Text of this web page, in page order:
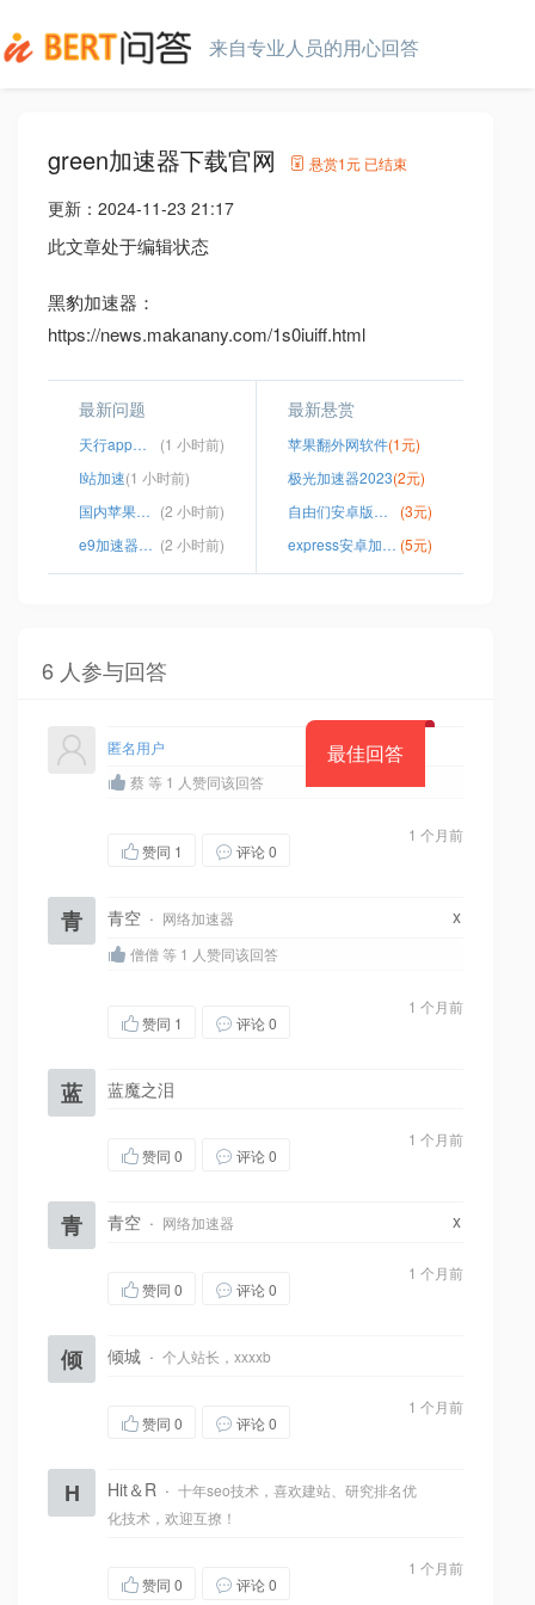
来自专业人员的用心回答
green加速器下载官网 悬赏1元 已结束
更新： 2024-11-23 21:17
此文章处于编辑状态
黑豹加速器：
https://news.makanany.com/1s0iuiff.html
最新问题
天行app下载
(1 小时前)
I站加速(1 小时前)
国内苹果上外网 (2 小时前)
e9加速器如何下载 (2 小时前)
最新悬赏
苹果翻外网软件(1元)
极光加速器2023(2元)
自由们安卓版中文版
(3元)
express安卓加速器 (5元)
6 人参与回答
最佳回答
匿名用户
蔡 等 1 人赞同该回答
1 个月前
赞同 1 评论 0
青 青空 · 网络加速器 x
僧僧 等 1 人赞同该回答
1 个月前
赞同 1 评论 0
蓝 蓝魔之泪
1 个月前
赞同 0 评论 0
青 青空 · 网络加速器 x
1 个月前
赞同 0 评论 0
倾 倾城 · 个人站长，xxxxb
1 个月前
赞同 0 评论 0
H Hit＆R · 十年seo技术，喜欢建站、研究排名优
化技术，欢迎互撩！
1 个月前
赞同 0 评论 0